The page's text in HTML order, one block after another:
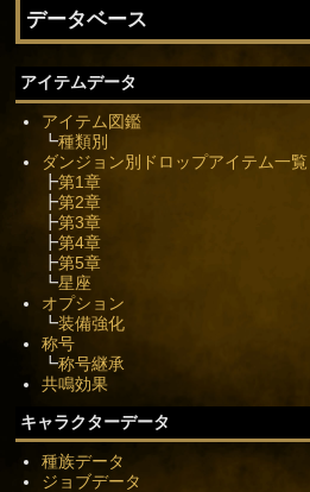
データベース
アイテムデータ
アイテム図鑑
┗種類別
ダンジョン別ドロップアイテム一覧
┣第1章
┣第2章
┣第3章
┣第4章
┣第5章
┗星座
オプション
┗装備強化
称号
┗称号継承
共鳴効果
キャラクターデータ
種族データ
ジョブデータ